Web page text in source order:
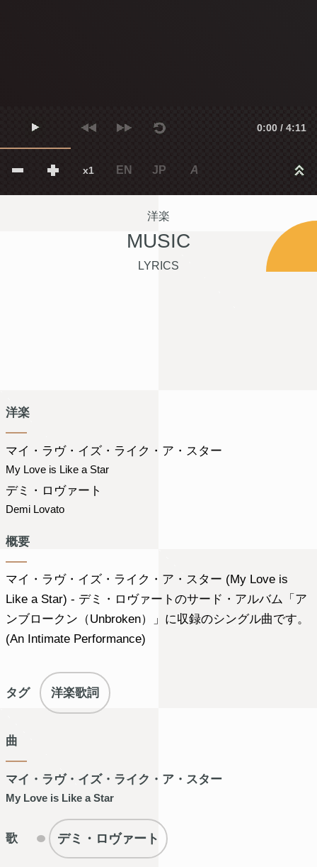
0:00 / 4:11
x1 EN JP A
洋楽
MUSIC
LYRICS
洋楽
マイ・ラヴ・イズ・ライク・ア・スター
My Love is Like a Star
デミ・ロヴァート
Demi Lovato
概要
マイ・ラヴ・イズ・ライク・ア・スター (My Love is
Like a Star) - デミ・ロヴァートのサード・アルバム「ア
ンブロークン（Unbroken）」に収録のシングル曲です。
(An Intimate Performance)
タグ 洋楽歌詞
曲
マイ・ラヴ・イズ・ライク・ア・スター
My Love is Like a Star
歌 デミ・ロヴァート